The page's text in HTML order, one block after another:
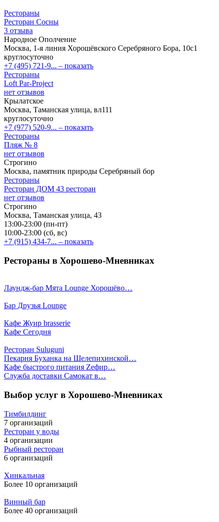
Рестораны
Ресторан Сосны
3 отзыва
Народное Ополчение
Москва, 1-я линия Хорошёвского Серебряного Бора, 10с1
круглосуточно
+7 (495) 721-9... – показать
Рестораны
Loft Par-Project
нет отзывов
Крылатское
Москва, Таманская улица, вл111
круглосуточно
+7 (977) 520-9... – показать
Рестораны
Пляж № 8
нет отзывов
Строгино
Москва, памятник природы Серебряный бор
Рестораны
Ресторан ДОМ 43 ресторан
нет отзывов
Строгино
Москва, Таманская улица, 43
13:00-23:00 (пн-пт)
10:00-23:00 (сб, вс)
+7 (915) 434-7... – показать
Рестораны в Хорошево-Мневниках
Лаундж-бар Мята Lounge Хорошёво…
Бар Друзья Lounge
Кафе Жуир brasserie
Кафе Сегодня
Ресторан Suluguni
Пекарня Буханка на Шелепихинской…
Кафе быстрого питания Zефир…
Служба доставки Самокат в…
Выбор услуг в Хорошево-Мневниках
Тимбилдинг
7 организаций
Ресторан у воды
4 организации
Рыбный ресторан
6 организаций
Хинкальная
Более 10 организаций
Винный бар
Более 40 организаций